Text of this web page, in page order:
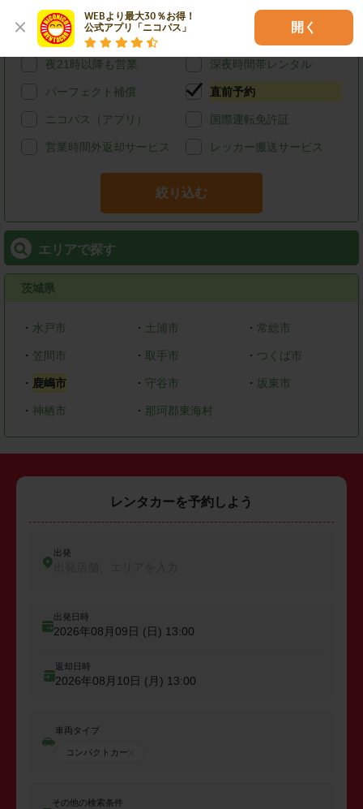
WEBより最大30％お得！
公式アプリ「ニコパス」
開く
宅配レンタカー ウィークリーレンタル
マンスリーレンタル 朝7時以前も営業
夜21時以降も営業 深夜時間帯レンタル
パーフェクト補償 直前予約
ニコパス（アプリ） 国際運転免許証
営業時間外返却サービス レッカー搬送サービス
絞り込む
エリアで探す
茨城県
・ 水戸市 ・ 土浦市 ・ 常総市
・ 笠間市 ・ 取手市 ・ つくば市
・ 鹿嶋市 ・ 守谷市 ・坂東市
・ 神栖市 ・ 那珂郡東海村
レンタカーを予約しよう
出発
出発日時
2026年08月09日 (日) 13:00
返却日時
2026年08月10日 (月) 13:00
車両タイプ
コンパクトカー
その他の検索条件